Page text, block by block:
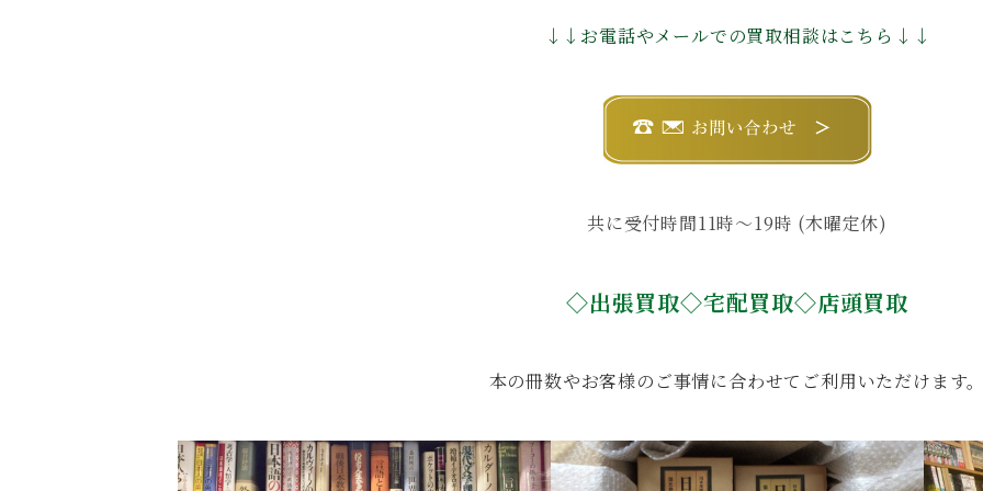
↓↓お電話やメールでの買取相談はこちら↓↓
共に受付時間11時〜19時 (木曜定休)
◇出張買取◇宅配買取◇店頭買取
本の冊数やお客様のご事情に合わせてご利用いただけます